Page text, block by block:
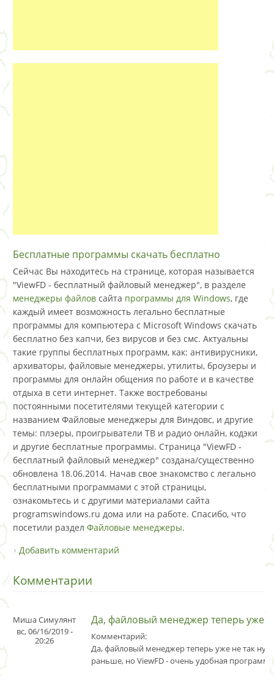
Бесплатные программы скачать бесплатно
Сейчас Вы находитесь на странице, которая называется
"ViewFD - бесплатный файловый менеджер", в разделе
менеджеры файлов сайта программы для Windows, где
каждый имеет возможность легально бесплатные
программы для компьютера с Microsoft Windows скачать
бесплатно без капчи, без вирусов и без смс. Актуальны
такие группы бесплатных программ, как: антивирусники,
архиваторы, файловые менеджеры, утилиты, броузеры и
программы для онлайн общения по работе и в качестве
отдыха в сети интернет. Также востребованы
постоянными посетителями текущей категории с
названием Файловые менеджеры для Виндовс, и другие
темы: плэеры, проигрыватели ТВ и радио онлайн, кодэки
и другие бесплатные программы. Страница "ViewFD -
бесплатный файловый менеджер" создана/существенно
обновлена 18.06.2014. Начав свое знакомство с легально
бесплатными программами с этой страницы,
ознакомьтесь и с другими материалами сайта
programswindows.ru дома или на работе. Спасибо, что
посетили раздел Файловые менеджеры.
Добавить комментарий
Комментарии
Миша Симулянт
вс, 06/16/2019 -
20:26
Да, файловый менеджер теперь уже
Комментарий:
Да, файловый менеджер теперь уже не так
раньше, но ViewFD - очень удобная